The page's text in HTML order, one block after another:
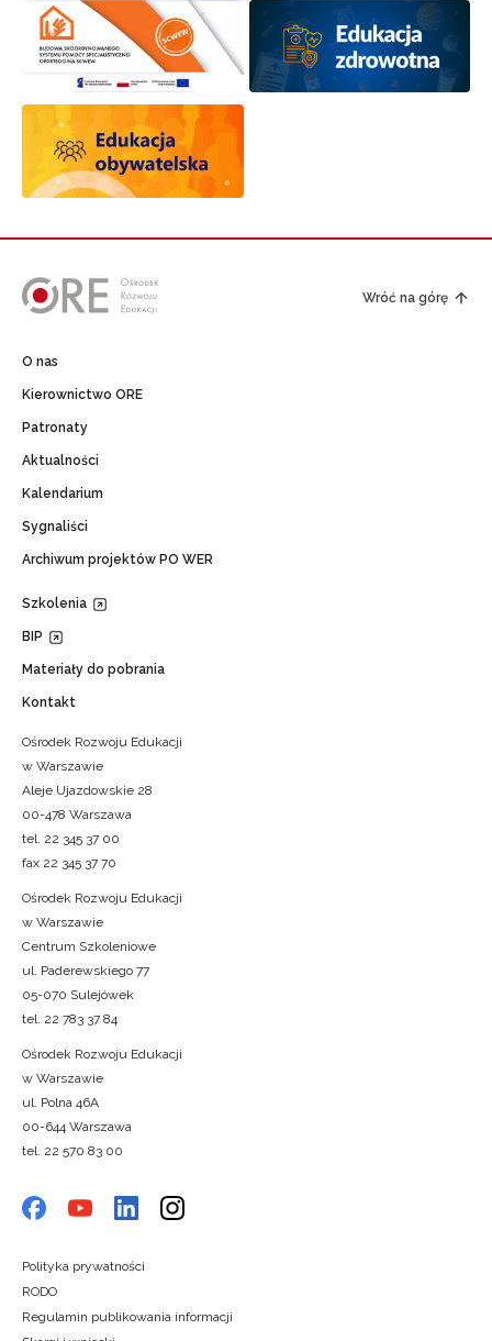
Wróć na górę
O nas
Kierownictwo ORE
Patronaty
Aktualności
Kalendarium
Sygnaliści
Archiwum projektów PO WER
Szkolenia
BIP
Materiały do pobrania
Kontakt
Ośrodek Rozwoju Edukacji
w Warszawie
Aleje Ujazdowskie 28
00-478 Warszawa
tel. 22 345 37 00
fax 22 345 37 70
Ośrodek Rozwoju Edukacji
w Warszawie
Centrum Szkoleniowe
ul. Paderewskiego 77
05-070 Sulejówek
tel. 22 783 37 84
Ośrodek Rozwoju Edukacji
w Warszawie
ul. Polna 46A
00-644 Warszawa
tel. 22 570 83 00
Polityka prywatności
RODO
Regulamin publikowania informacji